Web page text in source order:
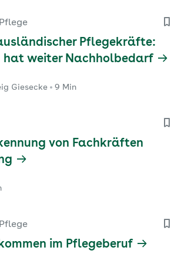
Pflege
Pflegekräfte:
hat weiter Nachholbedarf
Giesecke 9 Min
von Fachkräften
Pflege
im Pflegeberuf